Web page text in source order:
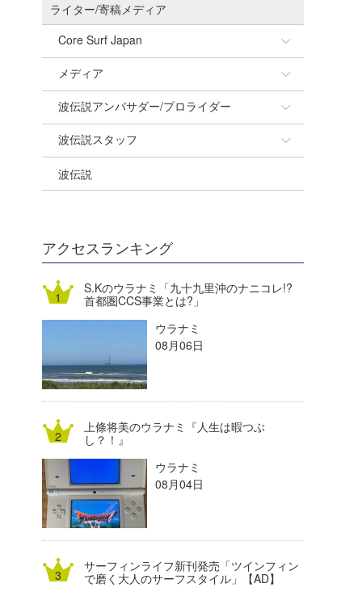
ライター/寄稿メディア
Core Surf Japan
Naoya Kimoto
mitsuteru Kamio
Yasunari Inoue
Yoshiyuki Obata
DELTA FORCE SURF
熊谷素子
メディア
SURFMEDIA
Colors MAGAZINE
WAVAL
波伝説アンバサダー/プロライダー
福島寿実子
中浦“JET”章
進士剛光
植村未来
大野”MAR”修聖
喜納海人
波伝説スタッフ
☆加藤
Aichan
ECE
H
KID
KOBU
KY
MIN
mitz
OYZ
波伝説
アクセスランキング
S.Kのウラナミ「九十九里沖のナニコレ!?
首都圏CCS事業とは?」
ウラナミ
08月06日
上條将美のウラナミ『人生は暇つぶ
し？！』
ウラナミ
08月04日
サーフィンライフ新刊発売「ツインフィン
で磨く大人のサーフスタイル」【AD】